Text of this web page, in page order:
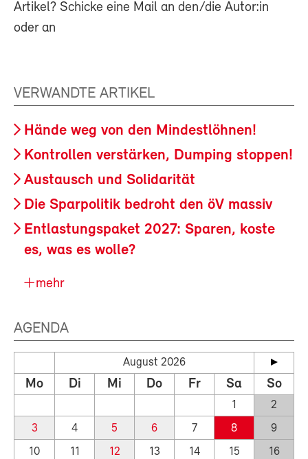
Artikel? Schicke eine Mail an den/die Autor:in
oder an
VERWANDTE ARTIKEL
Hände weg von den Mindestlöhnen!
Kontrollen verstärken, Dumping stoppen!
Austausch und Solidarität
Die Sparpolitik bedroht den öV massiv
Entlastungspaket 2027: Sparen, koste
es, was es wolle?
mehr
AGENDA
August 2026
Mo Di Mi Do Fr Sa So
1
2
3
4 5 6 7 8
9
10
11 12 13 14 15
16